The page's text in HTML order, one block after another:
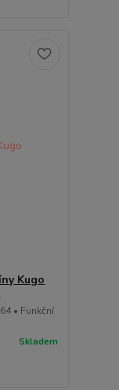
Kugo
• Funkční
Skladem